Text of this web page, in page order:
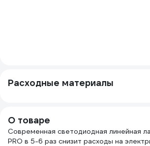
Расходные материалы
О товаре
Современная светодиодная линейная
PRO в 5-6 раз снизит расходы на